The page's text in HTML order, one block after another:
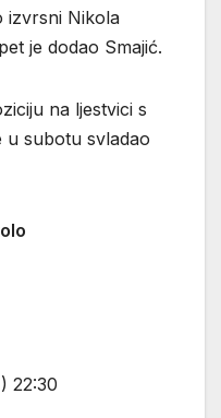
izvrsni Nikola
je dodao Smajić.
na ljestvici s
u subotu svladao
22:30